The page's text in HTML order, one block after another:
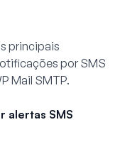
principais
por SMS
Mail SMTP.
alertas SMS